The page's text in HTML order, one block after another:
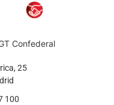
Confederal
25
100